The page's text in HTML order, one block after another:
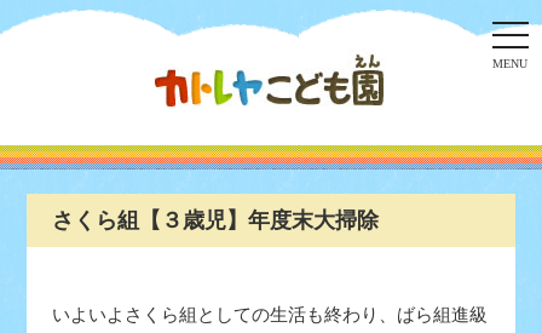
MENU
さくら組【３歳児】年度末大掃除
いよいよさくら組としての生活も終わり、ばら組進級